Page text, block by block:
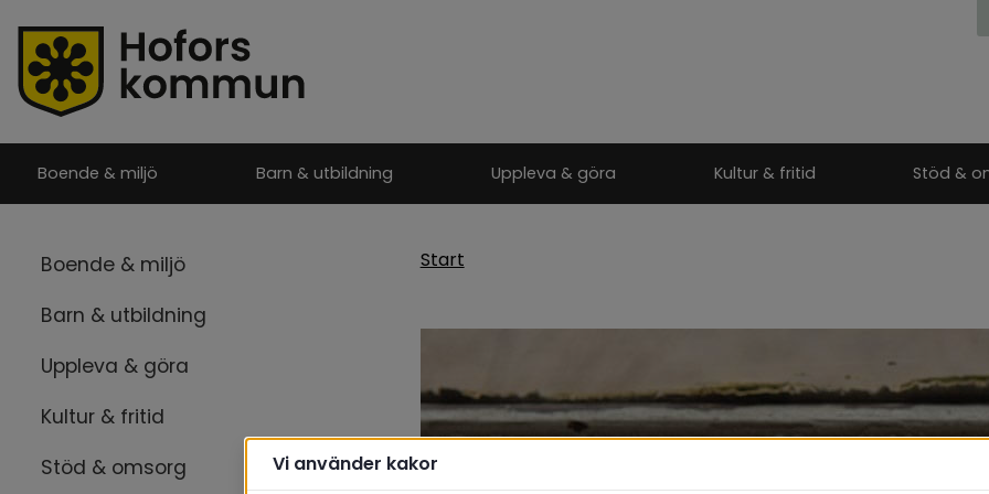
Boende & miljö Barn & utbildning Uppleva & göra Kultur & fritid Stöd &
Boende & miljö
Barn & utbildning
Uppleva & göra
Kultur & fritid
Stöd & omsorg
Start
Vi använder kakor